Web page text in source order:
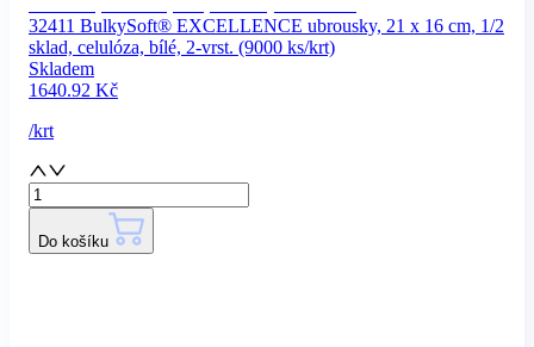
32411 BulkySoft® EXCELLENCE ubrousky, 21 x 16 cm, 1/2
sklad, celulóza, bílé, 2-vrst. (9000 ks/krt)
Skladem
1640.92 Kč
/krt
Do košíku